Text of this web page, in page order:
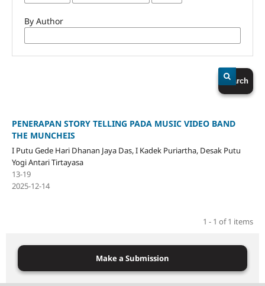
By Author
Search
PENERAPAN STORY TELLING PADA MUSIC VIDEO BAND
THE MUNCHEIS
I Putu Gede Hari Dhanan Jaya Das, I Kadek Puriartha, Desak Putu
Yogi Antari Tirtayasa
13-19
2025-12-14
1 - 1 of 1 items
Make a Submission